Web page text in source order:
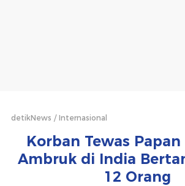
detikNews Internasional
Korban Tewas
Ambruk di India
12 Orang